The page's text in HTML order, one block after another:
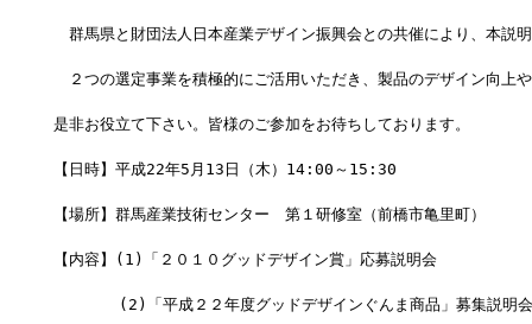
群馬県と財団法人日本産業デザイン振興会との共催により、本説
２つの選定事業を積極的にご活用いただき、製品のデザイン向上
是非お役立て下さい。皆様のご参加をお待ちしております。
【日時】平成22年5月13日（木）14:00～15:30
【場所】群馬産業技術センター　第１研修室（前橋市亀里町）
【内容】(1)「２０１０グッドデザイン賞」応募説明会
(2)「平成２２年度グッドデザインぐんま商品」募集説明会